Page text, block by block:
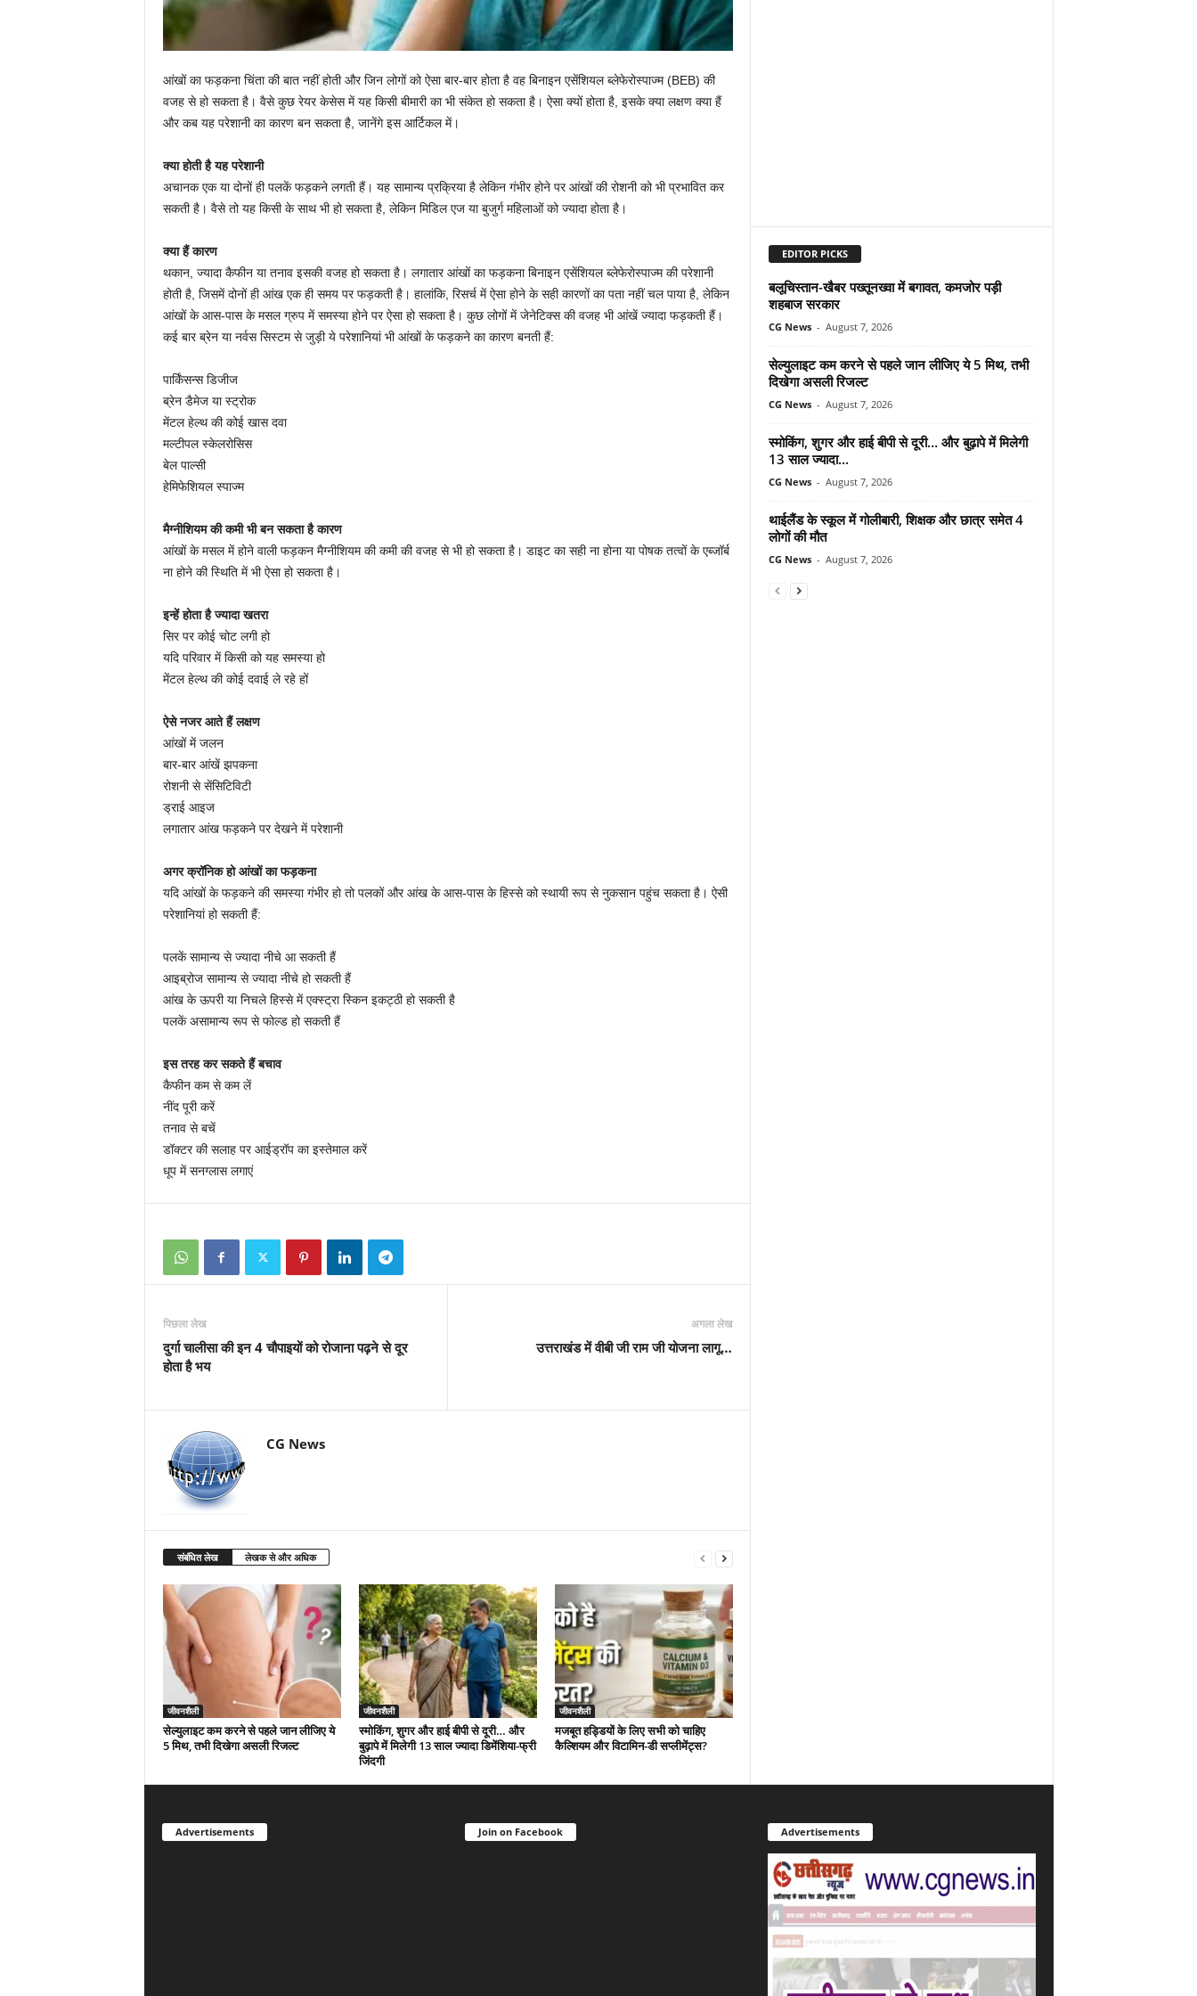
आंखों का फड़कना चिंता की बात नहीं होती और जिन लोगों को ऐसा बार-बार होता है वह बिनाइन एसेंशियल ब्लेफेरोस्पाज्म (BEB) की
वजह से हो सकता है। वैसे कुछ रेयर केसेस में यह किसी बीमारी का भी संकेत हो सकता है। ऐसा क्यों होता है, इसके क्या लक्षण क्या हैं
और कब यह परेशानी का कारण बन सकता है, जानेंगे इस आर्टिकल में।
क्या होती है यह परेशानी
अचानक एक या दोनों ही पलकें फड़कने लगती हैं। यह सामान्य प्रक्रिया है लेकिन गंभीर होने पर आंखों की रोशनी को भी प्रभावित कर
सकती है। वैसे तो यह किसी के साथ भी हो सकता है, लेकिन मिडिल एज या बुजुर्ग महिलाओं को ज्यादा होता है।
क्या हैं कारण
थकान, ज्यादा कैफीन या तनाव इसकी वजह हो सकता है। लगातार आंखों का फड़कना बिनाइन एसेंशियल ब्लेफेरोस्पाज्म की परेशानी
होती है, जिसमें दोनों ही आंख एक ही समय पर फड़कती है। हालांकि, रिसर्च में ऐसा होने के सही कारणों का पता नहीं चल पाया है, लेकिन
आंखों के आस-पास के मसल ग्रुप में समस्या होने पर ऐसा हो सकता है। कुछ लोगों में जेनेटिक्स की वजह भी आंखें ज्यादा फड़कती हैं।
कई बार ब्रेन या नर्वस सिस्टम से जुड़ी ये परेशानियां भी आंखों के फड़कने का कारण बनती हैं:
पार्किंसन्स डिजीज
ब्रेन डैमेज या स्ट्रोक
मेंटल हेल्थ की कोई खास दवा
मल्टीपल स्केलरोसिस
बेल पाल्सी
हेमिफेशियल स्पाज्म
मैग्नीशियम की कमी भी बन सकता है कारण
आंखों के मसल में होने वाली फड़कन मैग्नीशियम की कमी की वजह से भी हो सकता है। डाइट का सही ना होना या पोषक तत्वों के एब्जॉर्ब
ना होने की स्थिति में भी ऐसा हो सकता है।
इन्हें होता है ज्यादा खतरा
सिर पर कोई चोट लगी हो
यदि परिवार में किसी को यह समस्या हो
मेंटल हेल्थ की कोई दवाई ले रहे हों
ऐसे नजर आते हैं लक्षण
आंखों में जलन
बार-बार आंखें झपकना
रोशनी से सेंसिटिविटी
ड्राई आइज
लगातार आंख फड़कने पर देखने में परेशानी
अगर क्रॉनिक हो आंखों का फड़कना
यदि आंखों के फड़कने की समस्या गंभीर हो तो पलकों और आंख के आस-पास के हिस्से को स्थायी रूप से नुकसान पहुंच सकता है। ऐसी
परेशानियां हो सकती हैं:
पलकें सामान्य से ज्यादा नीचे आ सकती हैं
आइब्रोज सामान्य से ज्यादा नीचे हो सकती हैं
आंख के ऊपरी या निचले हिस्से में एक्स्ट्रा स्किन इकट्ठी हो सकती है
पलकें असामान्य रूप से फोल्ड हो सकती हैं
इस तरह कर सकते हैं बचाव
कैफीन कम से कम लें
नींद पूरी करें
तनाव से बचें
डॉक्टर की सलाह पर आईड्रॉप का इस्तेमाल करें
धूप में सनग्लास लगाएं
पिछला लेख
दुर्गा चालीसा की इन 4 चौपाइयों को रोजाना पढ़ने से दूर
होता है भय
अगला लेख
उत्तराखंड में वीबी जी राम जी योजना लागू…
CG News
संबंधित लेख लेखक से और अधिक
जीवनशैली
सेल्युलाइट कम करने से पहले जान लीजिए ये
5 मिथ, तभी दिखेगा असली रिजल्ट
जीवनशैली
स्मोकिंग, शुगर और हाई बीपी से दूरी… और
बुढ़ापे में मिलेगी 13 साल ज्यादा डिमेंशिया-फ्री
जिंदगी
जीवनशैली
मजबूत हड्डियों के लिए सभी को चाहिए
कैल्शियम और विटामिन-डी सप्लीमेंट्स?
EDITOR PICKS
बलूचिस्तान-खैबर पख्तूनख्वा में बगावत, कमजोर पड़ी
शहबाज सरकार
CG News - August 7, 2026
सेल्युलाइट कम करने से पहले जान लीजिए ये 5 मिथ, तभी
दिखेगा असली रिजल्ट
CG News - August 7, 2026
स्मोकिंग, शुगर और हाई बीपी से दूरी… और बुढ़ापे में मिलेगी
13 साल ज्यादा...
CG News - August 7, 2026
थाईलैंड के स्कूल में गोलीबारी, शिक्षक और छात्र समेत 4
लोगों की मौत
CG News - August 7, 2026
Advertisements Join on Facebook Advertisements